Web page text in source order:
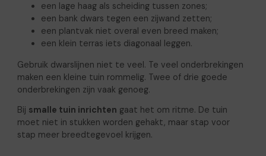
een lage haag als scheiding tussen zones;
een bank dwars tegen een zijwand zetten;
een plantvak niet overal even breed maken;
een klein terras iets diagonaal leggen.
Gebruik dwarslijnen niet te veel. Te veel onderbrekingen
maken een kleine tuin rommelig. Twee of drie goede
onderbrekingen zijn vaak genoeg.
Bij smalle tuin inrichten gaat het om ritme. De tuin
moet niet in stukken worden gehakt, maar stap voor
stap meer breedtegevoel krijgen.